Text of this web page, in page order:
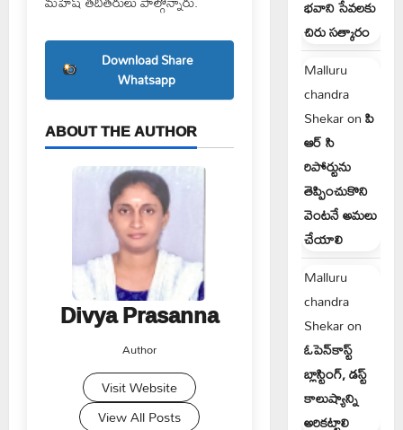
Download Share
Whatsapp
ABOUT THE AUTHOR
Divya Prasanna
Author
Visit Website
View All Posts
భవాని సేవలకు
చిరు సత్కారం
Malluru
chandra
Shekaronపి
ఆర్ సి
రిపోర్టును
తెప్పించుకొని
వెంటనే అమలు
చేయాలి
Malluru
chandra
Shekaron
ఓపెన్‌కాస్ట్
బ్లాస్టింగ్, డస్ట్
కాలుష్యాన్ని
అరికట్టాలి